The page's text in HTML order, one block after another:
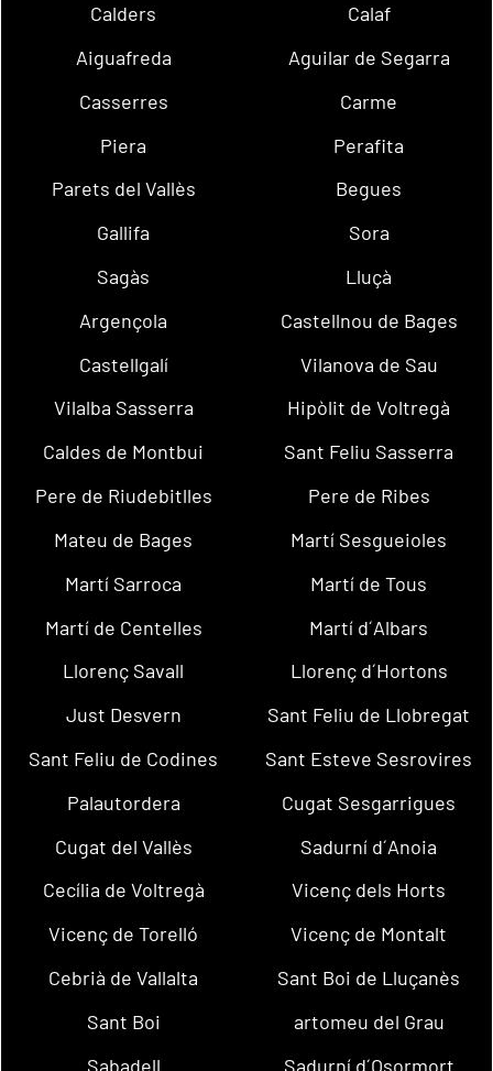
Calders
Calaf
Aiguafreda
Aguilar de Segarra
Casserres
Carme
Piera
Perafita
Parets del Vallès
Begues
Gallifa
Sora
Sagàs
Lluçà
Argençola
Castellnou de Bages
Castellgalí
Vilanova de Sau
Vilalba Sasserra
Hipòlit de Voltregà
Caldes de Montbui
Sant Feliu Sasserra
Pere de Riudebitlles
Pere de Ribes
Mateu de Bages
Martí Sesgueioles
Martí Sarroca
Martí de Tous
Martí de Centelles
Martí d´Albars
Llorenç Savall
Llorenç d´Hortons
Just Desvern
Sant Feliu de Llobregat
Sant Feliu de Codines
Sant Esteve Sesrovires
Palautordera
Cugat Sesgarrigues
Cugat del Vallès
Sadurní d´Anoia
Cecília de Voltregà
Vicenç dels Horts
Vicenç de Torelló
Vicenç de Montalt
Cebrià de Vallalta
Sant Boi de Lluçanès
Sant Boi
artomeu del Grau
Sabadell
Sadurní d´Osormort